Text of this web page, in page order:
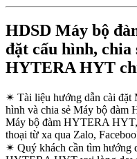
HDSD Máy bộ
đặt cấu hình, chia
HYTERA HYT
✴ Tài liệu hướng dẫn cài
hình và chia sẻ Máy bộ
Máy bộ đàm HYTERA HYT,
thoại từ xa qua Zalo,
✴ Quý khách cần tìm hướng